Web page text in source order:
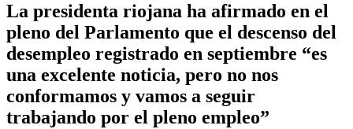
La presidenta riojana ha afirmado en el
pleno del Parlamento que el descenso del
desempleo registrado en septiembre “es
una excelente noticia, pero no nos
conformamos y vamos a seguir
trabajando por el pleno empleo”